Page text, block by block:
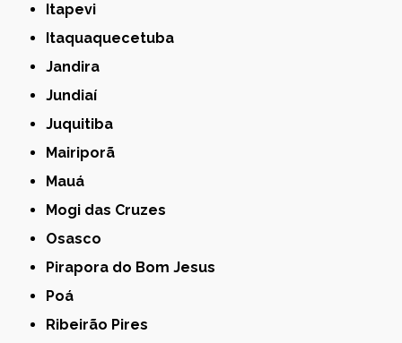
Itapevi
Itaquaquecetuba
Jandira
Jundiaí
Juquitiba
Mairiporã
Mauá
Mogi das Cruzes
Osasco
Pirapora do Bom Jesus
Poá
Ribeirão Pires